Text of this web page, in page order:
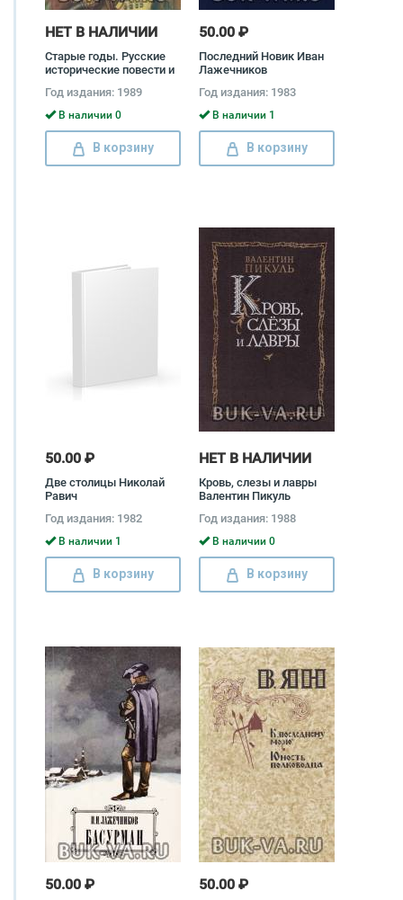
НЕТ В НАЛИЧИИ
Старые годы. Русские
исторические повести и
половины XIX века
Константин Масальский,
Егор Аладьин,
Александр Корнилович,
Петр Фурман
Год издания: 1989
В наличии 0
В корзину
50.00 ₽
Последний Новик Иван
Лажечников
Год издания: 1983
В наличии 1
В корзину
50.00 ₽
Две столицы Николай
Равич
Год издания: 1982
В наличии 1
В корзину
НЕТ В НАЛИЧИИ
Кровь, слезы и лавры
Валентин Пикуль
Год издания: 1988
В наличии 0
В корзину
50.00 ₽ 50.00 ₽